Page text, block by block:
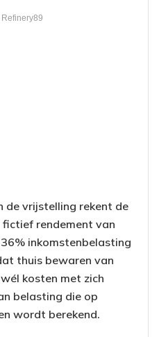
de vrijstelling rekent de
rendement van
inkomstenbelasting
thuis bewaren van
kosten met zich
belasting die op
wordt berekend.